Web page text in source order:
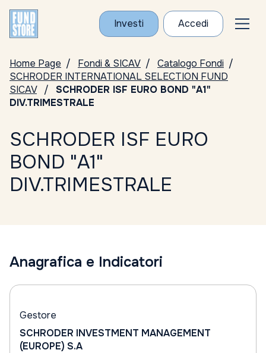
Investi Accedi
Home Page Fondi & SICAV
Catalogo Fondi
SCHRODER INTERNATIONAL SELECTION FUND
SICAV
SCHRODER ISF EURO BOND "A1"
DIV.TRIMESTRALE
SCHRODER ISF EURO
BOND "A1"
DIV.TRIMESTRALE
Anagrafica e Indicatori
Gestore
SCHRODER INVESTMENT MANAGEMENT
(EUROPE) S.A